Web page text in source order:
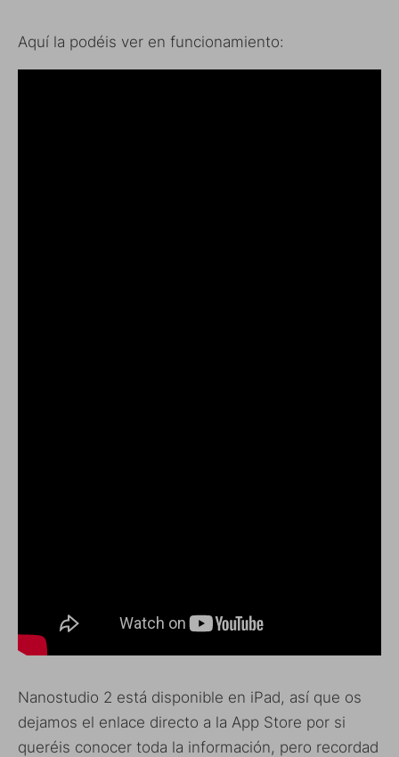
Aquí la podéis ver en funcionamiento:
Nanostudio 2 está disponible en iPad, así que os
dejamos el enlace directo a la App Store por si
queréis conocer toda la información, pero recordad